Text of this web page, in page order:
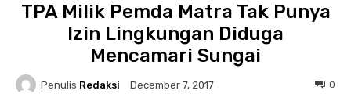
TPA Milik Pemda Matra Tak Punya
Izin Lingkungan Diduga
Mencamari Sungai
Penulis Redaksi December 7, 2017 0